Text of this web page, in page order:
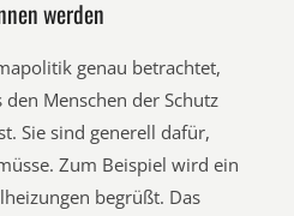
werden
genau betrachtet,
Menschen der Schutz
Sie sind generell dafür,
Zum Beispiel wird ein
begrüßt. Das